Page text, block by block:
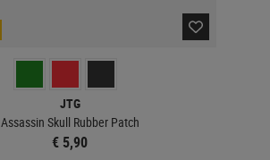
JTG
Assassin Skull Rubber Patch
€ 5,90